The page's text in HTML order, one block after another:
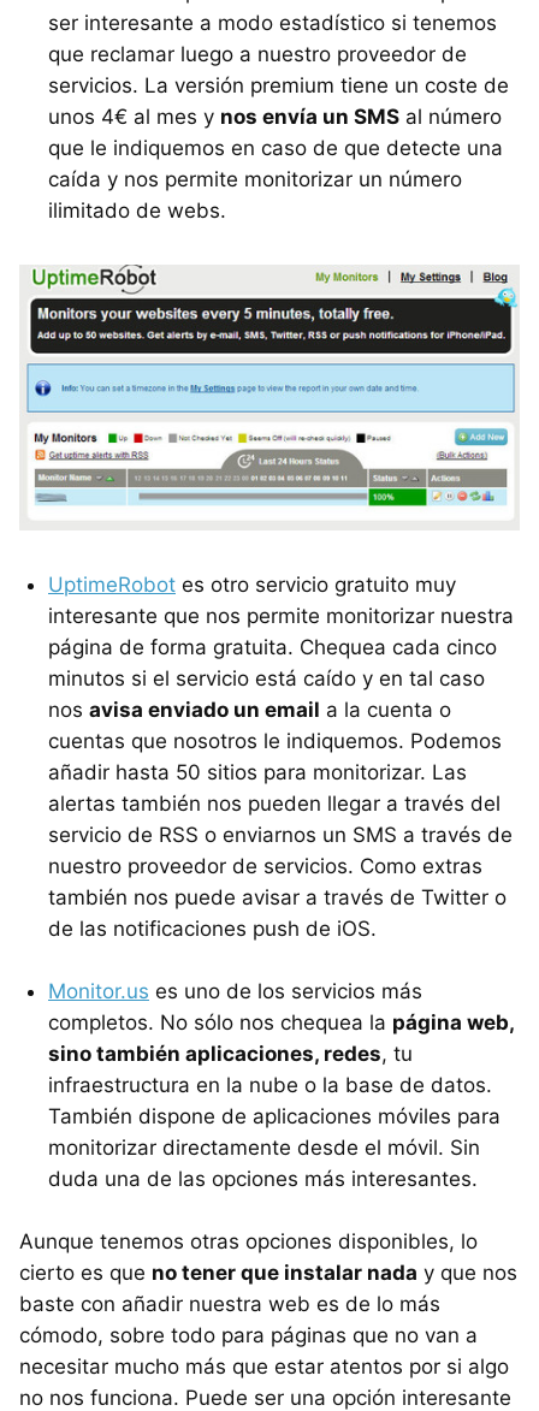
ser interesante a modo estadístico si tenemos
que reclamar luego a nuestro proveedor de
servicios. La versión premium tiene un coste de
unos 4€ al mes y nos envía un SMS al número
que le indiquemos en caso de que detecte una
caída y nos permite monitorizar un número
ilimitado de webs.
UptimeRobot es otro servicio gratuito muy
interesante que nos permite monitorizar nuestra
página de forma gratuita. Chequea cada cinco
minutos si el servicio está caído y en tal caso
nos avisa enviado un email a la cuenta o
cuentas que nosotros le indiquemos. Podemos
añadir hasta 50 sitios para monitorizar. Las
alertas también nos pueden llegar a través del
servicio de RSS o enviarnos un SMS a través de
nuestro proveedor de servicios. Como extras
también nos puede avisar a través de Twitter o
de las notificaciones push de iOS.
Monitor.us es uno de los servicios más
completos. No sólo nos chequea la página web,
sino también aplicaciones, redes, tu
infraestructura en la nube o la base de datos.
También dispone de aplicaciones móviles para
monitorizar directamente desde el móvil. Sin
duda una de las opciones más interesantes.
Aunque tenemos otras opciones disponibles, lo
cierto es que no tener que instalar nada y que nos
baste con añadir nuestra web es de lo más
cómodo, sobre todo para páginas que no van a
necesitar mucho más que estar atentos por si algo
no nos funciona. Puede ser una opción interesante